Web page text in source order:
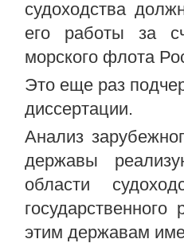
судоходства
его работы за
морского флота
Это еще раз
диссертации.
Анализ
державы
области
этим державам